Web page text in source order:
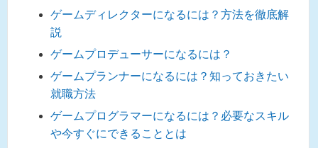
ゲームディレクターになるには？方法を徹底解
説
ゲームプロデューサーになるには？
ゲームプランナーになるには？知っておきたい
就職方法
ゲームプログラマーになるには？必要なスキル
や今すぐにできることとは